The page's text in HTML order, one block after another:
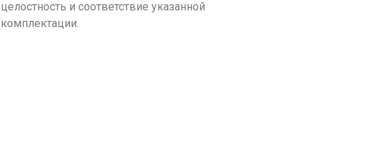
целостность и соответствие указанной
комплектации.